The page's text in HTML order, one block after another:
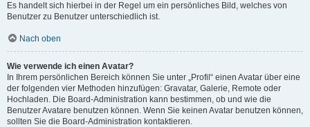
Es handelt sich hierbei in der Regel um ein persönliches Bild, welches von
Benutzer zu Benutzer unterschiedlich ist.
Nach oben
Wie verwende ich einen Avatar?
In Ihrem persönlichen Bereich können Sie unter „Profil“ einen Avatar über eine
der folgenden vier Methoden hinzufügen: Gravatar, Galerie, Remote oder
Hochladen. Die Board-Administration kann bestimmen, ob und wie die
Benutzer Avatare benutzen können. Wenn Sie keinen Avatar benutzen können,
sollten Sie die Board-Administration kontaktieren.